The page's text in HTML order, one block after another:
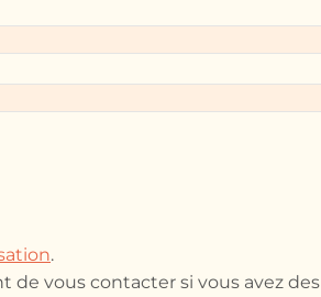
.
vous contacter si vous avez des